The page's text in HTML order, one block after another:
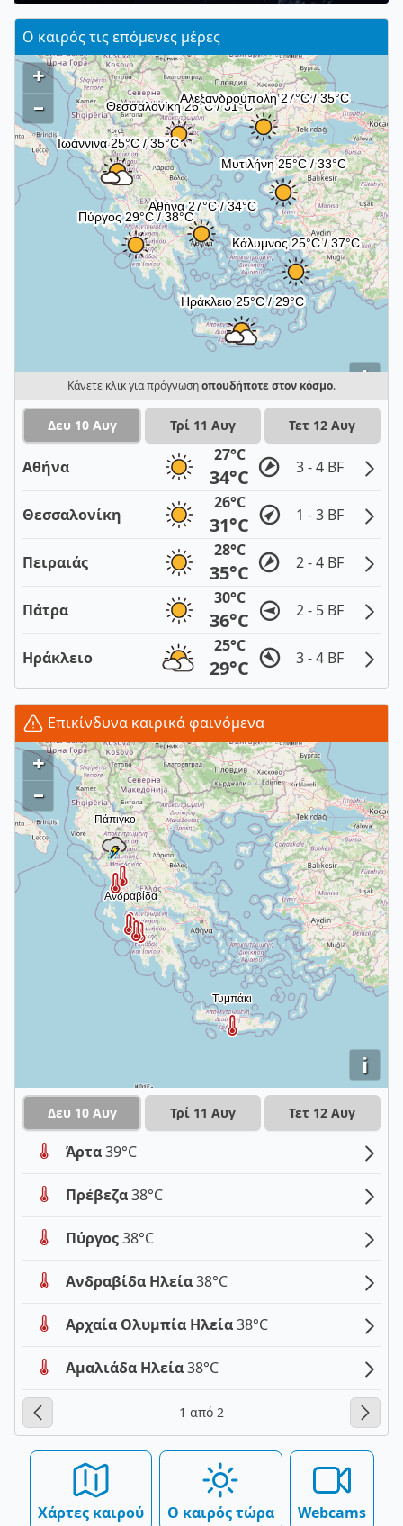
Ο καιρός τις επόμενες μέρες
i
+
–
Κάνετε κλικ για πρόγνωσηοπουδήποτε στον κόσμο.
Δευ 10 Αυγ Τρί 11 Αυγ Τετ 12 Αυγ
Αθήνα
27°C
34°C 3 - 4 BF
Θεσσαλονίκη
26°C
31°C 1 - 3 BF
Πειραιάς
28°C
35°C 2 - 4 BF
Πάτρα
30°C
36°C 2 - 5 BF
Ηράκλειο
25°C
29°C 3 - 4 BF
Επικίνδυνα καιρικά φαινόμενα
i
+
–
Δευ 10 Αυγ Τρί 11 Αυγ Τετ 12 Αυγ
Άρτα39°C
Πρέβεζα38°C
Πύργος38°C
Ανδραβίδα Ηλεία38°C
Αρχαία Ολυμπία Ηλεία38°C
Αμαλιάδα Ηλεία38°C
1 από 2
Χάρτες καιρού Ο καιρός τώρα Webcams